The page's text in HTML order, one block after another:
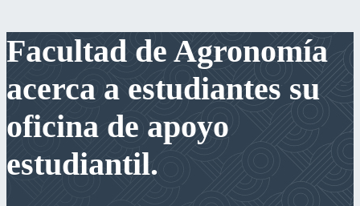
Facultad de Agronomía
acerca a estudiantes su
oficina de apoyo
estudiantil.